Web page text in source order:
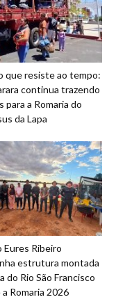
que resiste ao tempo:
continua trazendo
para a Romaria do
da Lapa
Eures Ribeiro
estrutura montada
do Rio São Francisco
Romaria 2026